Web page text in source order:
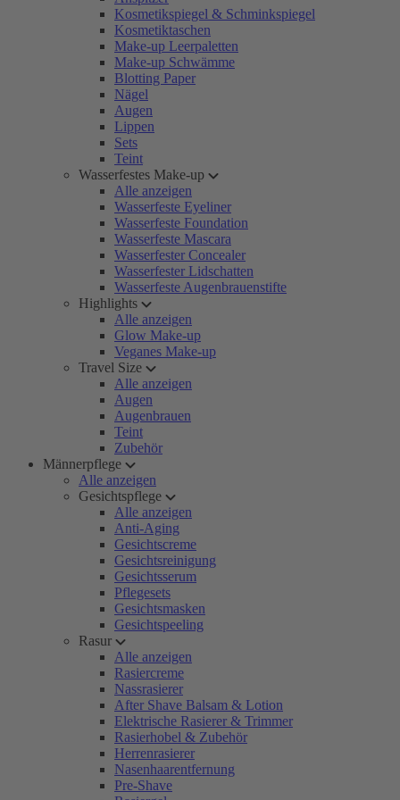
Kosmetikspiegel & Schminkspiegel
Kosmetiktaschen
Make-up Leerpaletten
Make-up Schwämme
Blotting Paper
Nägel
Augen
Lippen
Sets
Teint
Wasserfestes Make-up
Alle anzeigen
Wasserfeste Eyeliner
Wasserfeste Foundation
Wasserfeste Mascara
Wasserfester Concealer
Wasserfester Lidschatten
Wasserfeste Augenbrauenstifte
Highlights
Alle anzeigen
Glow Make-up
Veganes Make-up
Travel Size
Alle anzeigen
Augen
Augenbrauen
Teint
Zubehör
Männerpflege
Alle anzeigen
Gesichtspflege
Alle anzeigen
Anti-Aging
Gesichtscreme
Gesichtsreinigung
Gesichtsserum
Pflegesets
Gesichtsmasken
Gesichtspeeling
Rasur
Alle anzeigen
Rasiercreme
Nassrasierer
After Shave Balsam & Lotion
Elektrische Rasierer & Trimmer
Rasierhobel & Zubehör
Herrenrasierer
Nasenhaarentfernung
Pre-Shave